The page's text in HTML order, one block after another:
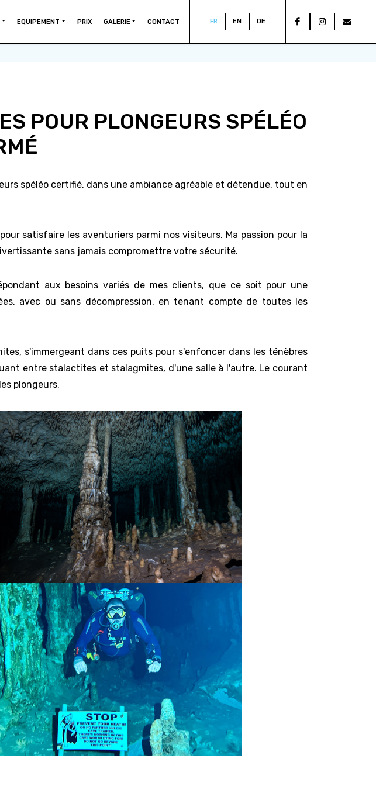
FR EN DE
EQUIPEMENT PRIX GALERIE CONTACT
POUR PLONGEURS SPÉLÉO
spéléo certifié, dans une ambiance agréable et détendue, tout en
satisfaire les aventuriers parmi nos visiteurs. Ma passion pour la
sans jamais compromettre votre sécurité.
aux besoins variés de mes clients, que ce soit pour une
avec ou sans décompression, en tenant compte de toutes les
s'immergeant dans ces puits pour s'enfoncer dans les ténèbres
entre stalactites et stalagmites, d'une salle à l'autre. Le courant
plongeurs.